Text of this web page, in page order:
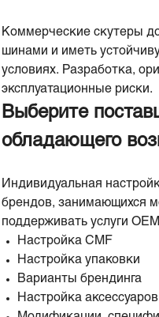
Коммерческие скутеры
шинами и иметь
условиях. Разработка,
эксплуатационные риски.
Выберите
обладающего
Индивидуальная
брендов, занимающихся
поддерживать услуги
Настройка CMF
Настройка упаковки
Варианты брендинга
Настройка аксессуаров